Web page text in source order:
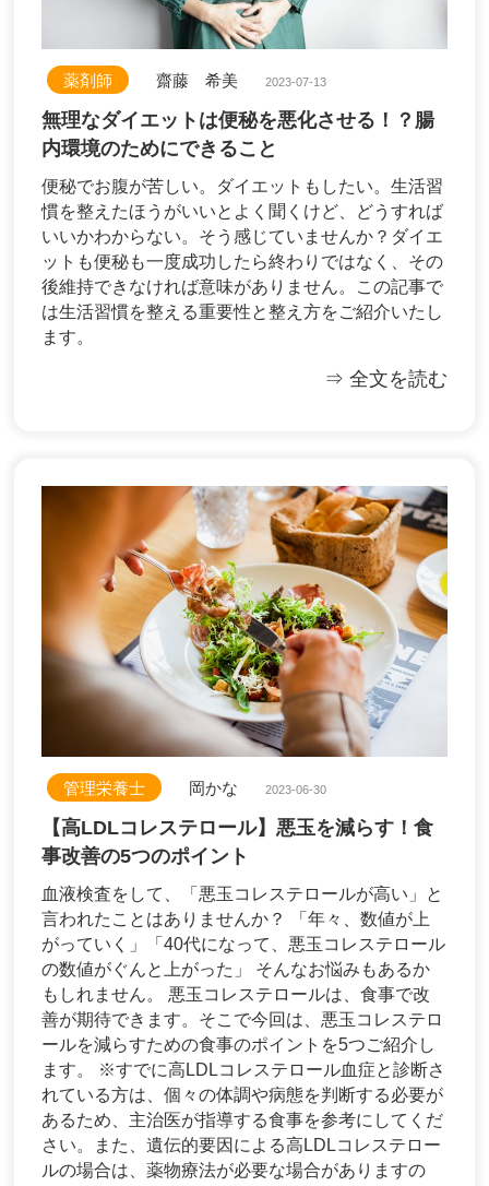
薬剤師 齋藤 希美 2023-07-13
無理なダイエットは便秘を悪化させる！？腸
内環境のためにできること
便秘でお腹が苦しい。ダイエットもしたい。生活習
慣を整えたほうがいいとよく聞くけど、どうすれば
いいかわからない。そう感じていませんか？ダイエ
ットも便秘も一度成功したら終わりではなく、その
後維持できなければ意味がありません。この記事で
は生活習慣を整える重要性と整え方をご紹介いたし
ます。
⇒ 全文を読む
管理栄養士 岡かな 2023-06-30
【高LDLコレステロール】悪玉を減らす！食
事改善の5つのポイント
血液検査をして、「悪玉コレステロールが高い」と
言われたことはありませんか？ 「年々、数値が上
がっていく」「40代になって、悪玉コレステロール
の数値がぐんと上がった」 そんなお悩みもあるか
もしれません。 悪玉コレステロールは、食事で改
善が期待できます。そこで今回は、悪玉コレステロ
ールを減らすための食事のポイントを5つご紹介し
ます。 ※すでに高LDLコレステロール血症と診断さ
れている方は、個々の体調や病態を判断する必要が
あるため、主治医が指導する食事を参考にしてくだ
さい。また、遺伝的要因による高LDLコレステロー
ルの場合は、薬物療法が必要な場合がありますの